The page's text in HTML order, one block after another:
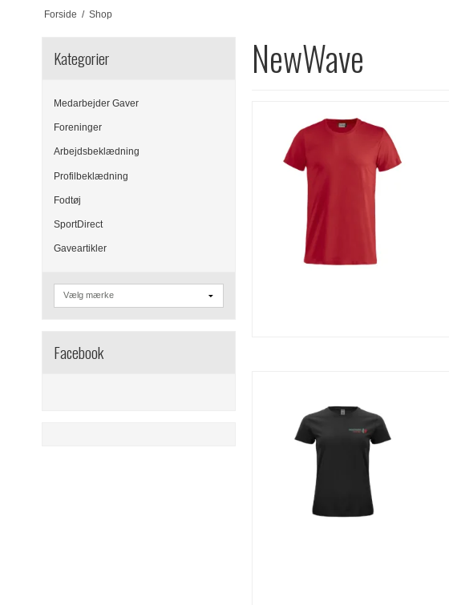
Forside / Shop
Kategorier
Medarbejder Gaver
Foreninger
Arbejdsbeklædning
Profilbeklædning
Fodtøj
SportDirect
Gaveartikler
Facebook
NewWave